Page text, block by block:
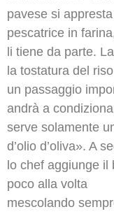
pavese si
pescatrice in
li tiene da parte.
la tostatura del
un passaggio
andrà a
serve solamente
d’olio d’oliva». A
lo chef aggiunge il
poco alla volta
mescolando